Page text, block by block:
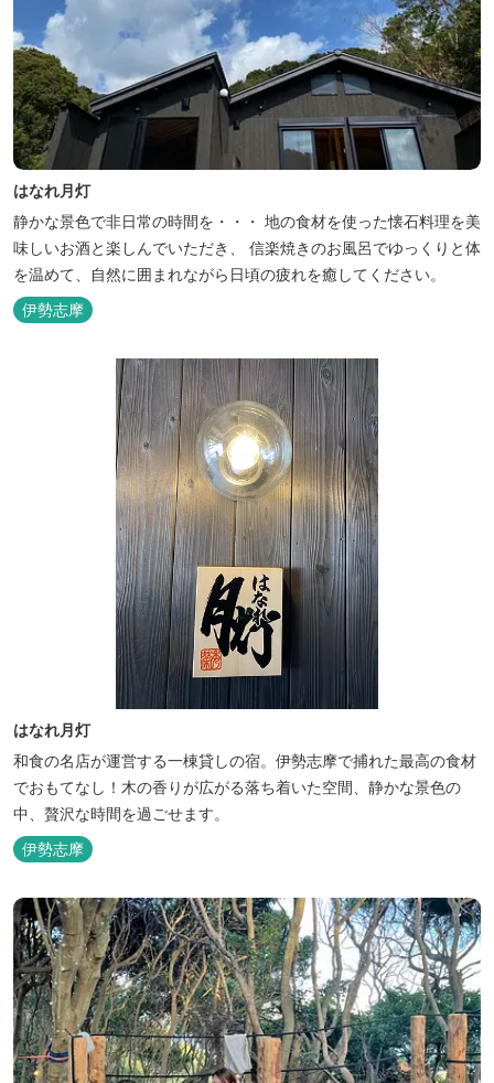
はなれ月灯
静かな景色で非日常の時間を・・・ 地の食材を使った懐石料理を美
味しいお酒と楽しんでいただき、 信楽焼きのお風呂でゆっくりと体
を温めて、自然に囲まれながら日頃の疲れを癒してください。
伊勢志摩
はなれ月灯
和食の名店が運営する一棟貸しの宿。伊勢志摩で捕れた最高の食材
でおもてなし！木の香りが広がる落ち着いた空間、静かな景色の
中、贅沢な時間を過ごせます。
伊勢志摩